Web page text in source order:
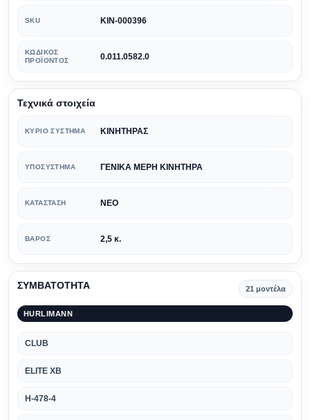
SKU KIN-000396
ΚΩΔΙΚΌΣ
ΠΡΟΪΌΝΤΟΣ
0.011.0582.0
Τεχνικά στοιχεία
ΚΎΡΙΟ ΣΎΣΤΗΜΑ ΚΙΝΗΤΗΡΑΣ
ΥΠΟΣΎΣΤΗΜΑ ΓΕΝΙΚΑ ΜΕΡΗ ΚΙΝΗΤΗΡΑ
ΚΑΤΆΣΤΑΣΗ ΝΕΟ
ΒΆΡΟΣ 2,5 κ.
ΣΥΜΒΑΤΟΤΗΤΑ 21 μοντέλα
HURLIMANN
CLUB
ELITE XB
H-478-4